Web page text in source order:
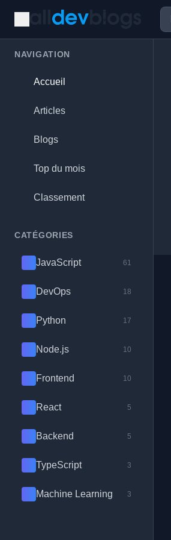
NAVIGATION
Accueil
Articles
Blogs
Top du mois
Classement
CATÉGORIES
JavaScript 61
DevOps 18
Python 17
Node.js 10
Frontend 10
React 5
Backend 5
TypeScript 3
Machine Learning 3